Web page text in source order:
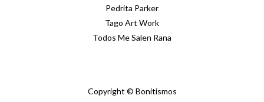
Pedrita Parker
Tago Art Work
Todos Me Salen Rana
Copyright © Bonitismos